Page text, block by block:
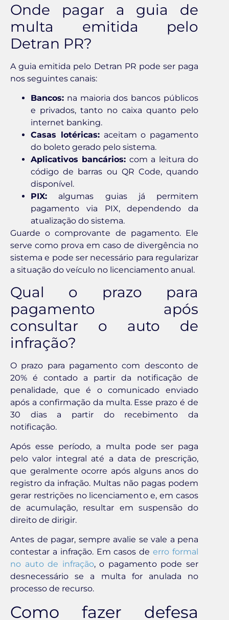
Onde pagar a guia de
multa emitida pelo
Detran PR?
A guia emitida pelo Detran PR pode ser paga
nos seguintes canais:
Bancos: na maioria dos bancos públicos
e privados, tanto no caixa quanto pelo
internet banking.
Casas lotéricas:aceitam o pagamento
do boleto gerado pelo sistema.
Aplicativos bancários: com a leitura do
código de barras ou QR Code, quando
disponível.
PIX: algumas guias já permitem
pagamento via PIX, dependendo da
atualização do sistema.
Guarde o comprovante de pagamento. Ele
serve como prova em caso de divergência no
sistema e pode ser necessário para regularizar
a situação do veículo no licenciamento anual.
Qual o prazo para
pagamento após
consultar o auto de
infração?
O prazo para pagamento com desconto de
20% é contado a partir da notificação de
penalidade, que é o comunicado enviado
após a confirmação da multa. Esse prazo é de
30 dias a partir do recebimento da
notificação.
Após esse período, a multa pode ser paga
pelo valor integral até a data de prescrição,
que geralmente ocorre após alguns anos do
registro da infração. Multas não pagas podem
gerar restrições no licenciamento e, em casos
de acumulação, resultar em suspensão do
direito de dirigir.
Antes de pagar, sempre avalie se vale a pena
contestar a infração. Em casos deerro formal
no auto de infração, o pagamento pode ser
desnecessário se a multa for anulada no
processo de recurso.
Como fazer defesa